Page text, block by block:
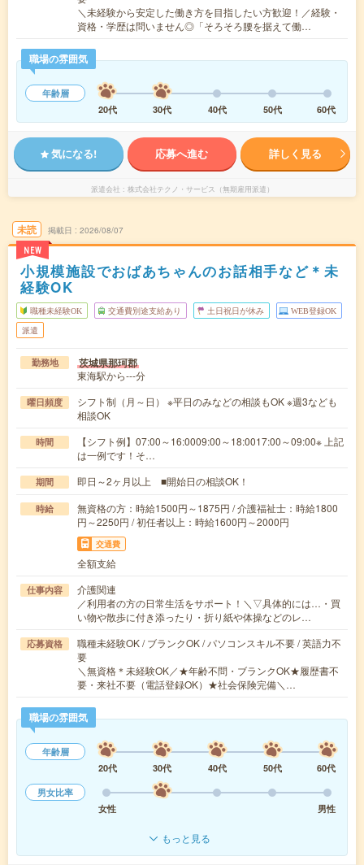
＼未経験から安定した働き方を目指したい方歓迎！／経験・
資格・学歴は問いません◎「そろそろ腰を据えて働…
職場の雰囲気
年齢層
20代
30代 40代 50代 60代
気になる! 応募へ進む 詳しく見る
派遣会社 株式会社テクノ・サービス（無期雇用派遣）
未読
NEW
掲載日 2026/08/07
小規模施設でおばあちゃんのお話相手など＊未
経験OK
職種未経験OK 交通費別途支給あり 土日祝日が休み WEB登録OK
派遣
勤務地 茨城県那珂郡
東海駅から---分
曜日頻度
シフト制（月～日） ※平日のみなどの相談もOK ※週3なども
相談OK
時間
【シフト例】07:00～16:0009:00～18:0017:00～09:00※ 上記
は一例です！そ…
期間 即日～2ヶ月以上 ■開始日の相談OK！
時給
無資格の方：時給1500円～1875円 / 介護福祉士：時給1800
円～2250円 / 初任者以上：時給1600円～2000円
交通費
全額支給
仕事内容
介護関連
／利用者の方の日常生活をサポート！＼▽具体的には…・買
い物や散歩に付き添ったり・折り紙や体操などのレ…
応募資格
職種未経験OK / ブランクOK / パソコンスキル不要 / 英語力不
要
＼無資格＊未経験OK／★年齢不問・ブランクOK★履歴書不
要・来社不要（電話登録OK）★社会保険完備＼…
職場の雰囲気
年齢層
20代
30代 40代 50代
60代
男女比率
女性
男性
もっと見る